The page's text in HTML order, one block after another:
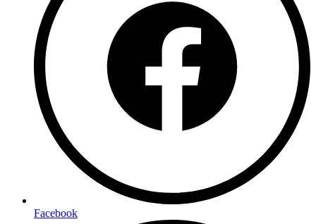
Facebook